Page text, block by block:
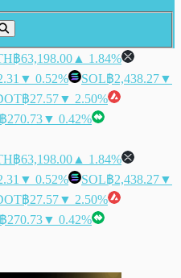
฿63,198.00 ▲ 1.84%
▼ 0.52% SOL฿2,438.27▼
฿27.57▼ 2.50%
฿270.73▼ 0.42%
฿63,198.00 ▲ 1.84%
▼ 0.52% SOL฿2,438.27▼
฿27.57▼ 2.50%
฿270.73▼ 0.42%